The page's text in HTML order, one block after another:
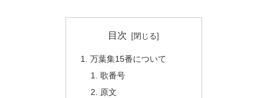
目次
万葉集15番について
歌番号
原文